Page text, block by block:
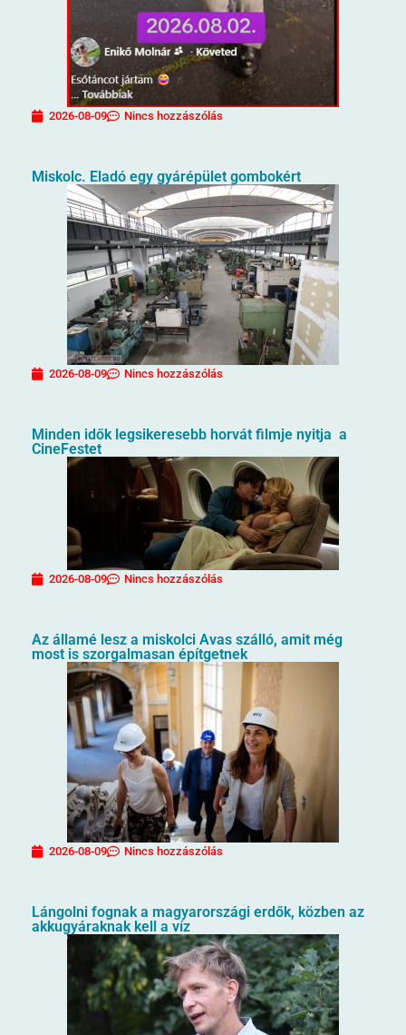
2026-08-09 Nincs hozzászólás
Miskolc. Eladó egy gyárépület gombokért
2026-08-09 Nincs hozzászólás
Minden idők legsikeresebb horvát filmje nyitja a
CineFestet
2026-08-09 Nincs hozzászólás
Az államé lesz a miskolci Avas szálló, amit még
most is szorgalmasan építgetnek
2026-08-09 Nincs hozzászólás
Lángolni fognak a magyarországi erdők, közben az
akkugyáraknak kell a víz